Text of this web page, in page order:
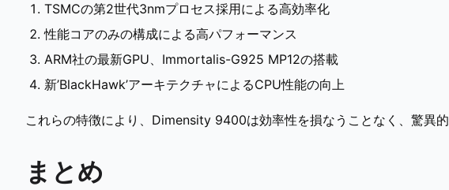
TSMCの第2世代3nmプロセス採用による高効率化
性能コアのみの構成による高パフォーマンス
ARM社の最新GPU、Immortalis-G925 MP12の搭載
新’BlackHawk’アーキテクチャによるCPU性能の向上
これらの特徴により、Dimensity 9400は効率性を損なうことなく、驚異的
まとめ